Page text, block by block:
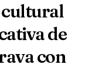
cultural
de
con